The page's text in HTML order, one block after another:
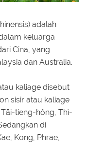
adalah
keluarga
Cina, yang
dan Australia.
kaliage disebut
sisir atau kaliage
tieng-hông, Thì-
di
Kong, Phrae,